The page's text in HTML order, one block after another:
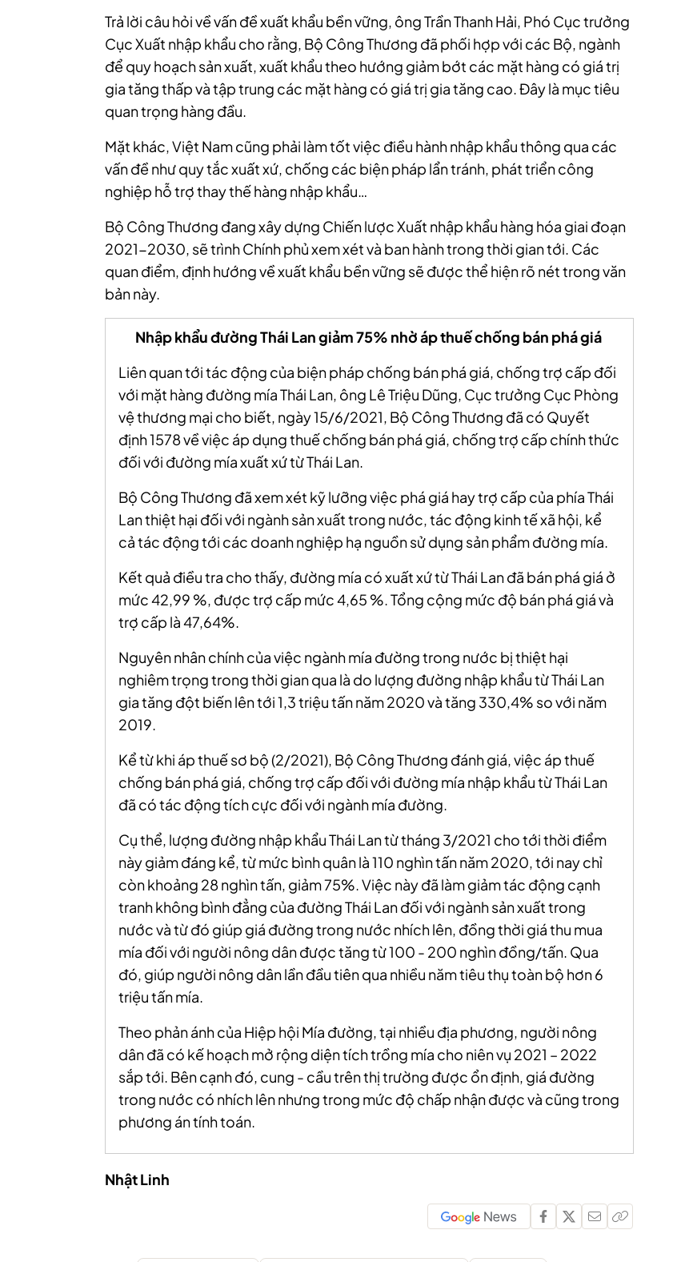
Trả lời câu hỏi về vấn đề xuất khẩu bền vững, ông Trần Thanh Hải, Phó Cục trưởng
Cục Xuất nhập khẩu cho rằng, Bộ Công Thương đã phối hợp với các Bộ, ngành
để quy hoạch sản xuất, xuất khẩu theo hướng giảm bớt các mặt hàng có giá trị
gia tăng thấp và tập trung các mặt hàng có giá trị gia tăng cao. Đây là mục tiêu
quan trọng hàng đầu.
Mặt khác, Việt Nam cũng phải làm tốt việc điều hành nhập khẩu thông qua các
vấn đề như quy tắc xuất xứ, chống các biện pháp lẩn tránh, phát triển công
nghiệp hỗ trợ thay thế hàng nhập khẩu…
Bộ Công Thương đang xây dựng Chiến lược Xuất nhập khẩu hàng hóa giai đoạn
2021-2030, sẽ trình Chính phủ xem xét và ban hành trong thời gian tới. Các
quan điểm, định hướng về xuất khẩu bền vững sẽ được thể hiện rõ nét trong văn
bản này.
Nhập khẩu đường Thái Lan giảm 75% nhờ áp thuế chống bán phá giá
Liên quan tới tác động của biện pháp chống bán phá giá, chống trợ cấp đối
với mặt hàng đường mía Thái Lan, ông Lê Triệu Dũng, Cục trưởng Cục Phòng
vệ thương mại cho biết, ngày 15/6/2021, Bộ Công Thương đã có Quyết
định 1578 về việc áp dụng thuế chống bán phá giá, chống trợ cấp chính thức
đối với đường mía xuất xứ từ Thái Lan.
Bộ Công Thương đã xem xét kỹ lưỡng việc phá giá hay trợ cấp của phía Thái
Lan thiệt hại đối với ngành sản xuất trong nước, tác động kinh tế xã hội, kể
cả tác động tới các doanh nghiệp hạ nguồn sử dụng sản phẩm đường mía.
Kết quả điều tra cho thấy, đường mía có xuất xứ từ Thái Lan đã bán phá giá ở
mức 42,99 %, được trợ cấp mức 4,65 %. Tổng cộng mức độ bán phá giá và
trợ cấp là 47,64%.
Nguyên nhân chính của việc ngành mía đường trong nước bị thiệt hại
nghiêm trọng trong thời gian qua là do lượng đường nhập khẩu từ Thái Lan
gia tăng đột biến lên tới 1,3 triệu tấn năm 2020 và tăng 330,4% so với năm
2019.
Kể từ khi áp thuế sơ bộ (2/2021), Bộ Công Thương đánh giá, việc áp thuế
chống bán phá giá, chống trợ cấp đối với đường mía nhập khẩu từ Thái Lan
đã có tác động tích cực đối với ngành mía đường.
Cụ thể, lượng đường nhập khẩu Thái Lan từ tháng 3/2021 cho tới thời điểm
này giảm đáng kể, từ mức bình quân là 110 nghìn tấn năm 2020, tới nay chỉ
còn khoảng 28 nghìn tấn, giảm 75%. Việc này đã làm giảm tác động cạnh
tranh không bình đẳng của đường Thái Lan đối với ngành sản xuất trong
nước và từ đó giúp giá đường trong nước nhích lên, đồng thời giá thu mua
mía đối với người nông dân được tăng từ 100 - 200 nghìn đồng/tấn. Qua
đó, giúp người nông dân lần đầu tiên qua nhiều năm tiêu thụ toàn bộ hơn 6
triệu tấn mía.
Theo phản ánh của Hiệp hội Mía đường, tại nhiều địa phương, người nông
dân đã có kế hoạch mở rộng diện tích trồng mía cho niên vụ 2021 – 2022
sắp tới. Bên cạnh đó, cung - cầu trên thị trường được ổn định, giá đường
trong nước có nhích lên nhưng trong mức độ chấp nhận được và cũng trong
phương án tính toán.
Nhật Linh